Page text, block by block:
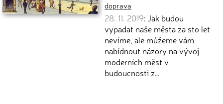
doprava
28. 11. 2019: Jak budou
vypadat naše města za sto let
nevíme, ale můžeme vám
nabídnout názory na vývoj
moderních měst v
budoucnosti z…